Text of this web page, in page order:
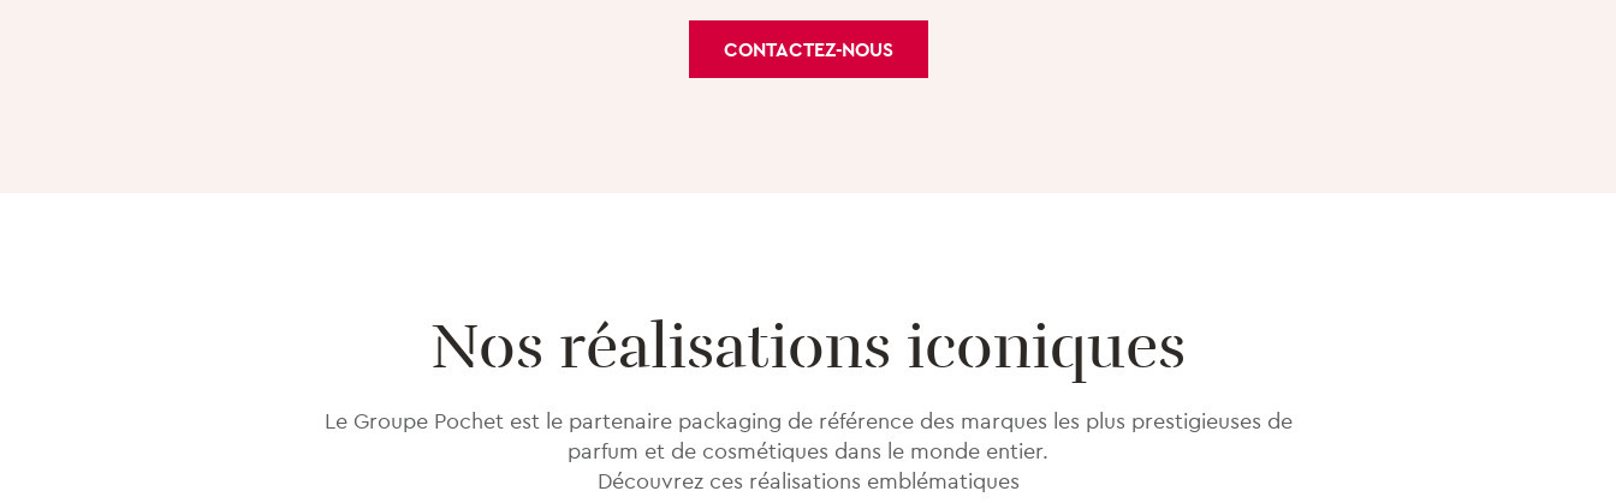
CONTACTEZ-NOUS
Nos réalisations iconiques
Le Groupe Pochet est le partenaire packaging de référence des marques les plus prestigieuses de
parfum et de cosmétiques dans le monde entier.
Découvrez ces réalisations emblématiques